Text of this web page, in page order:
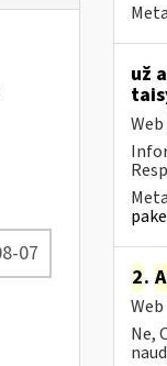
už
2.
Ne,